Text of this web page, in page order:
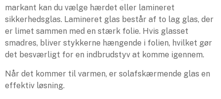
markant kan du vælge hærdet eller lamineret
sikkerhedsglas. Lamineret glas består af to lag glas, der
er limet sammen med en stærk folie. Hvis glasset
smadres, bliver stykkerne hængende i folien, hvilket gør
det besværligt for en indbrudstyv at komme igennem.
Når det kommer til varmen, er solafskærmende glas en
effektiv løsning.